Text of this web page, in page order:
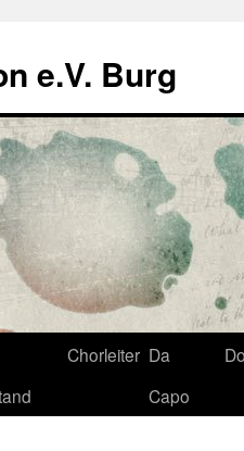
e.V. Burg
Chorleiter Da
Capo